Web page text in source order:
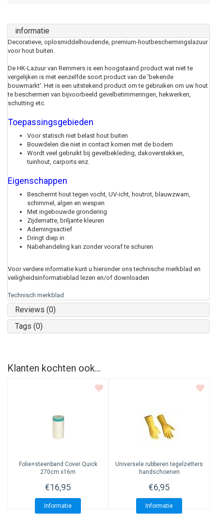
informatie
Decoratieve, oplosmiddelhoudende, premium-houtbeschermingslazuur
voor hout buiten.
De HK-Lazuur van Remmers is een hoogstaand product wat niet te
vergelijken is met eenzelfde soort product van de 'bekende
bouwmarkt'. Het is een uitstekend product om te gebruiken om uw hout
te beschermen van bijvoorbeeld gevelbetimmeringen, hekwerken,
schutting etc.
Toepassingsgebieden
Voor statisch niet belast hout buiten
Bouwdelen die niet in contact komen met de bodem
Wordt veel gebruikt bij gevelbekleding, dakoverstekken,
tuinhout, carports enz.
Eigenschappen
Beschermt hout tegen vocht, UV-icht, houtrot, blauwzwam,
schimmel, algen en wespen
Met ingebouwde grondering
Zijdematte, briljante kleuren
Ademingsactief
Dringt diep in
Nabehandeling kan zonder vooraf te schuren
Voor verdere informatie kunt u hieronder ons technische merkblad en
veiligheidsinformatieblad lezen en/of downloaden
Technisch merkblad
Reviews (0)
Tags (0)
Klanten kochten ook...
Folie+steenband Cover Quick
270cm x16m
€16,95
Informatie
Universele rubberen tegelzetters
handschoenen
€6,95
Informatie